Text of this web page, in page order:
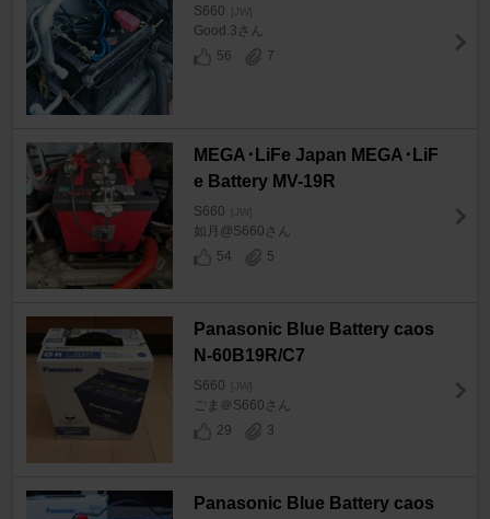
S660 [JW]
Good.3さん
56
7
MEGA･LiFe Japan MEGA･LiF
e Battery MV-19R
S660 [JW]
如月@S660さん
54
5
Panasonic Blue Battery caos
N-60B19R/C7
S660 [JW]
ごま＠S660さん
29
3
Panasonic Blue Battery caos